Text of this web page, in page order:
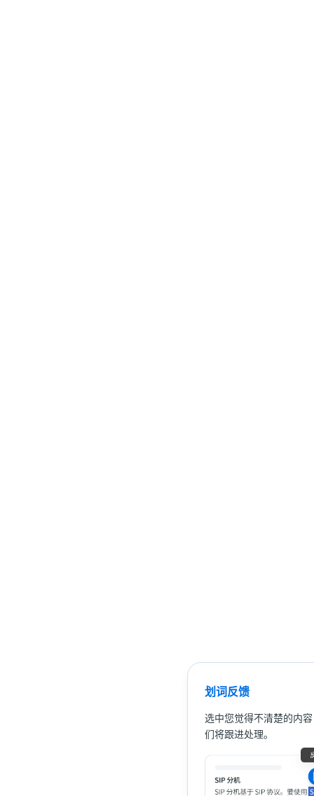
划词反馈
选中您觉得不清楚的内
们将跟进处理。